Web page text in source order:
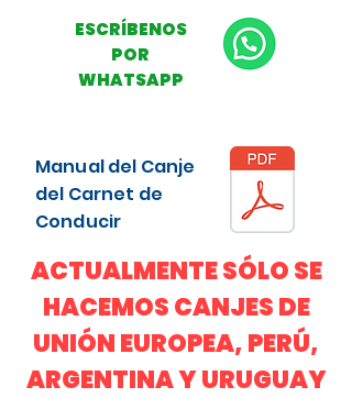
ESCRÍBENOS
POR
WHATSAPP
Manual del Canje
del Carnet de
Conducir
ACTUALMENTE SÓLO SE
HACEMOS CANJES DE
UNIÓN EUROPEA, PERÚ,
ARGENTINA Y URUGUAY